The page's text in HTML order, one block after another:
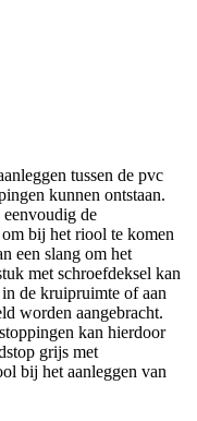
tussen de pvc
kunnen ontstaan.
de
bij het riool te komen
een slang om het
met schroefdeksel kan
de kruipruimte of aan
worden aangebracht.
kan hierdoor
grijs met
bij het aanleggen van